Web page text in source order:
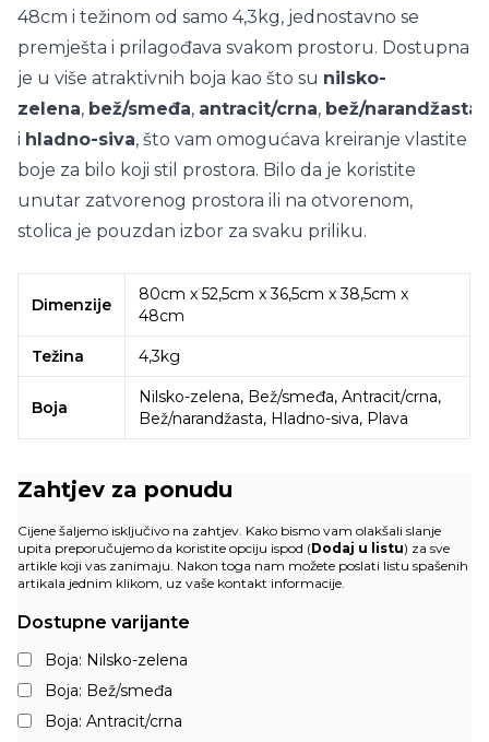
48cm i težinom od samo 4,3kg, jednostavno se
premješta i prilagođava svakom prostoru. Dostupna
je u više atraktivnih boja kao što su nilsko-
zelena, bež/smeđa, antracit/crna, bež/narandžasta
i hladno-siva, što vam omogućava kreiranje vlastite
boje za bilo koji stil prostora. Bilo da je koristite
unutar zatvorenog prostora ili na otvorenom,
stolica je pouzdan izbor za svaku priliku.
Dimenzije
80cm x 52,5cm x 36,5cm x 38,5cm x
48cm
Težina 4,3kg
Boja
Nilsko-zelena, Bež/smeđa, Antracit/crna,
Bež/narandžasta, Hladno-siva, Plava
Zahtjev za ponudu
Cijene šaljemo isključivo na zahtjev. Kako bismo vam olakšali slanje
upita preporučujemo da koristite opciju ispod (Dodaj u listu) za sve
artikle koji vas zanimaju. Nakon toga nam možete poslati listu spašenih
artikala jednim klikom, uz vaše kontakt informacije.
Dostupne varijante
Boja: Nilsko-zelena
Boja: Bež/smeđa
Boja: Antracit/crna